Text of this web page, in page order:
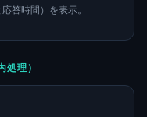
答時間）を表示。
理）